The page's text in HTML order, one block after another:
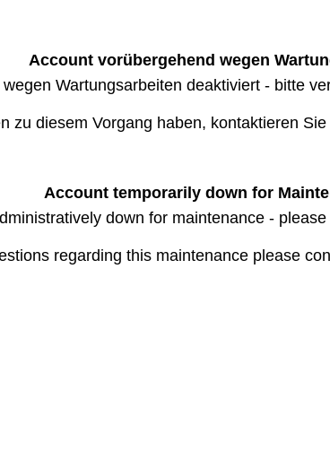
Account vorübergehend wegen
Wartungsarbeiten deaktiviert - bitte
zu diesem Vorgang haben, kontaktieren
Account temporarily down for
down for maintenance -
regarding this maintenance please